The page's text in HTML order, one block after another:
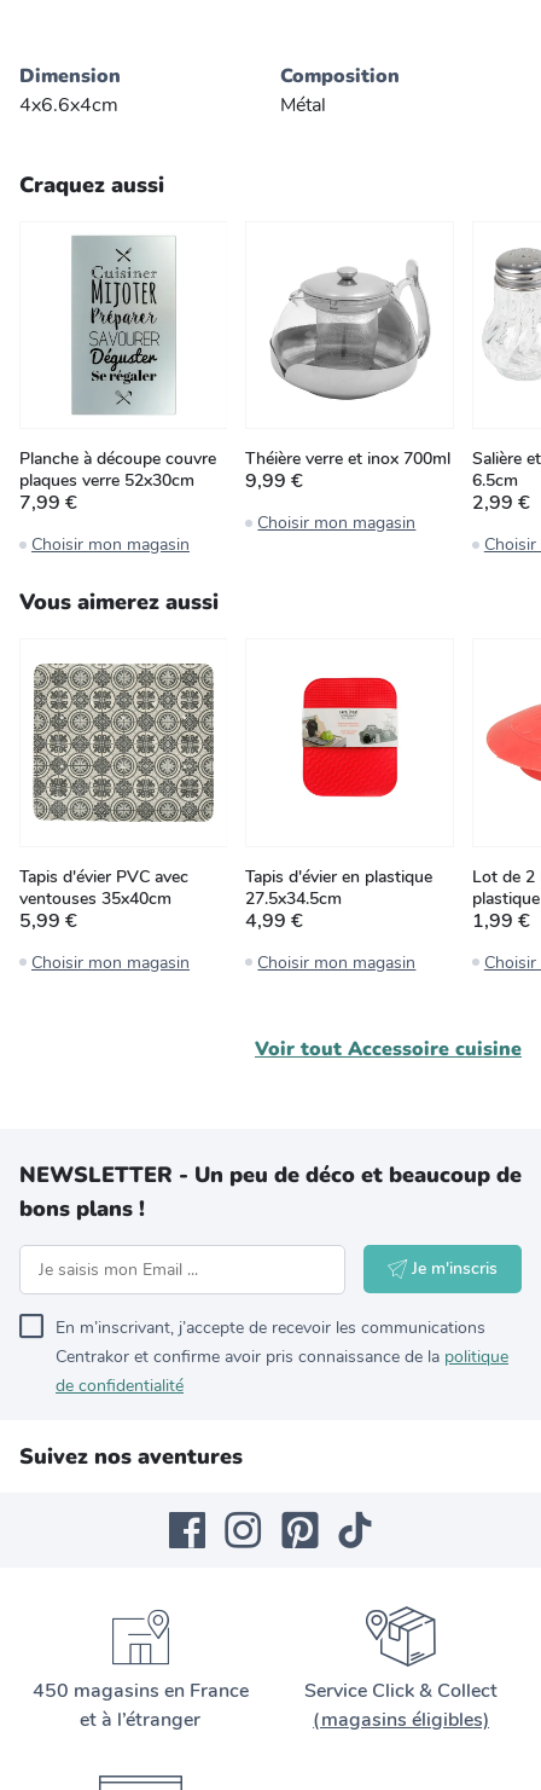
Dimension
4x6.6x4cm
Composition
Métal
Craquez aussi
Planche à découpe couvre
plaques verre 52x30cm
7,99 €
Choisir mon magasin
Théière verre et inox 700ml
9,99 €
Choisir mon magasin
Salière
6.5cm
2,99 €
Vous aimerez aussi
Tapis d'évier PVC avec
ventouses 35x40cm
5,99 €
Choisir mon magasin
Tapis d'évier en plastique
27.5x34.5cm
4,99 €
Choisir mon magasin
Lot de 2
plastique
1,99 €
Voir tout Accessoire cuisine
NEWSLETTER - Un peu de déco et beaucoup de
bons plans !
Je m'inscris
En m’inscrivant, j’accepte de recevoir les communications
Centrakor et confirme avoir pris connaissance de la politique
de confidentialité
Suivez nos aventures
450 magasins en France
et à l’étranger
Service Click & Collect
(magasins éligibles)